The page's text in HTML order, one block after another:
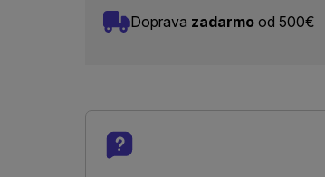
Doprava zadarmo od 500€